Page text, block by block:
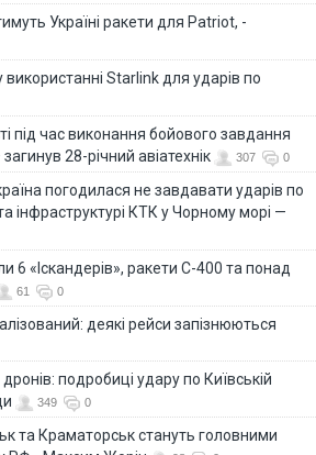
Україні ракети для Patriot, -
використанні Starlink для ударів по
під час виконання бойового завдання
28-річний авіатехнік
307 0
погодилася не завдавати ударів по
інфраструктурі КТК у Чорному морі —
6 «Іскандерів», ракети С-400 та понад
61 0
деякі рейси запізнюються
подробиці удару по Київській
349 0
та Краматорськ стануть головними